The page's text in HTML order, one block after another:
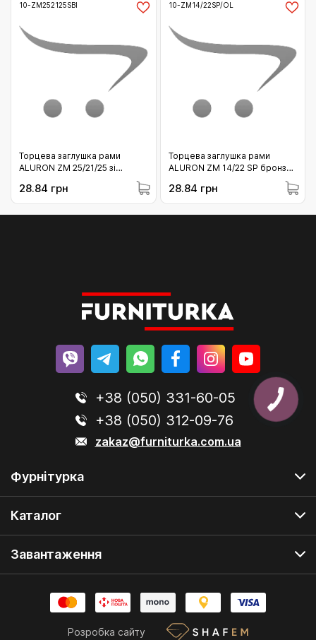
10-ZM252125SBI
Торцева заглушка рами
ALURON ZM 25/21/25 зі
ZM252125SBI)
28.84 грн
10-ZM14/22SP/OL
Торцева заглушка рами
ALURON ZM 14/22 SP бронза
28.84 грн
+38 (050) 331-60-05
+38 (050) 312-09-76
zakaz@furniturka.com.ua
Фурнітурка
Каталог
Завантаження
Розробка сайту